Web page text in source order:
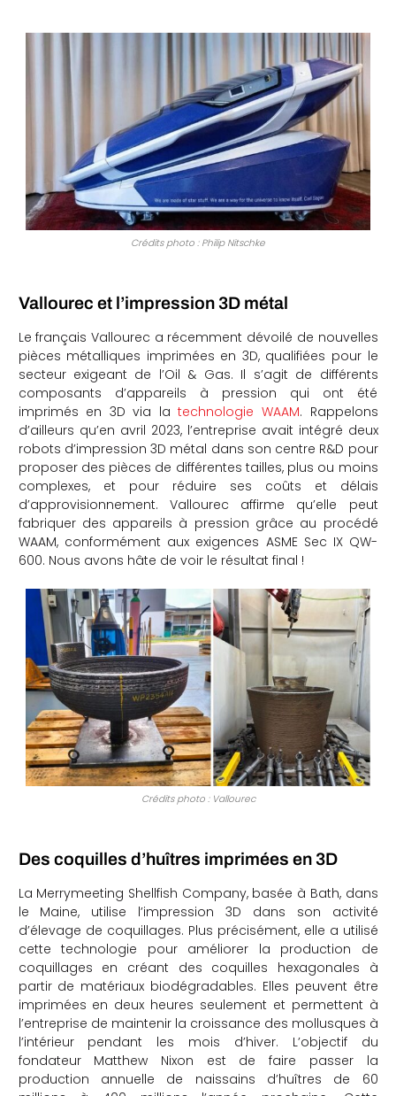
Crédits photo : Philip Nitschke
Vallourec et l’impression 3D métal
Le français Vallourec a récemment dévoilé de nouvelles
pièces métalliques imprimées en 3D, qualifiées pour le
secteur exigeant de l’Oil & Gas. Il s’agit de différents
composants d’appareils à pression qui ont été
imprimés en 3D via latechnologie WAAM. Rappelons
d’ailleurs qu’en avril 2023, l’entreprise avait intégré deux
robots d’impression 3D métal dans son centre R&D pour
proposer des pièces de différentes tailles, plus ou moins
complexes, et pour réduire ses coûts et délais
d’approvisionnement. Vallourec affirme qu’elle peut
fabriquer des appareils à pression grâce au procédé
WAAM, conformément aux exigences ASME Sec IX QW-
600. Nous avons hâte de voir le résultat final !
Crédits photo : Vallourec
Des coquilles d’huîtres imprimées en 3D
La Merrymeeting Shellfish Company, basée à Bath, dans
le Maine, utilise l’impression 3D dans son activité
d’élevage de coquillages. Plus précisément, elle a utilisé
cette technologie pour améliorer la production de
coquillages en créant des coquilles hexagonales à
partir de matériaux biodégradables. Elles peuvent être
imprimées en deux heures seulement et permettent à
l’entreprise de maintenir la croissance des mollusques à
l’intérieur pendant les mois d’hiver. L’objectif du
fondateur Matthew Nixon est de faire passer la
production annuelle de naissains d’huîtres de 60